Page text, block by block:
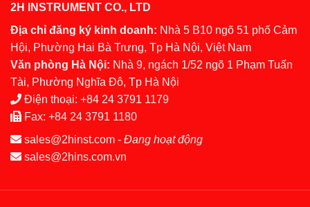
2H INSTRUMENT CO., LTD
Địa chỉ đăng ký kinh doanh: Nhà 5 B10 ngõ 51 phố Cảm
Hội, Phường Hai Bà Trưng, Tp Hà Nội, Việt Nam
Văn phòng Hà Nội: Nhà 9, ngách 1/52 ngõ 1 Phạm Tuấn
Tài, Phường Nghĩa Đô, Tp Hà Nội
Điện thoại: +84 24 3791 1179
Fax: +84 24 3791 1180
sales@2hinst.com - Đang hoạt động
sales@2hins.com.vn